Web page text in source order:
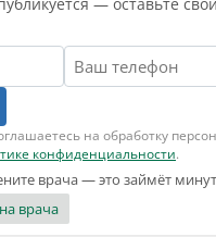
на обработку
конфиденциальности.
врача — это займёт
врача